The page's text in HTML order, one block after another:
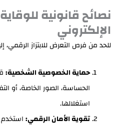
نصائح قانونية للوقاية
الإلكتروني
للحد من فرص التعرض للابتزاز الرقمي،
حماية الخصوصية الشخصية:
الحساسة، الصور الخاصة، أو
استغلالها.
تقوية الأمان الرقمي: